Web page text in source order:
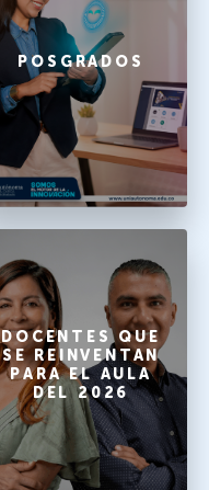
POSGRADOS
DOCENTES QUE
SE REINVENTAN
PARA EL AULA
DEL 2026